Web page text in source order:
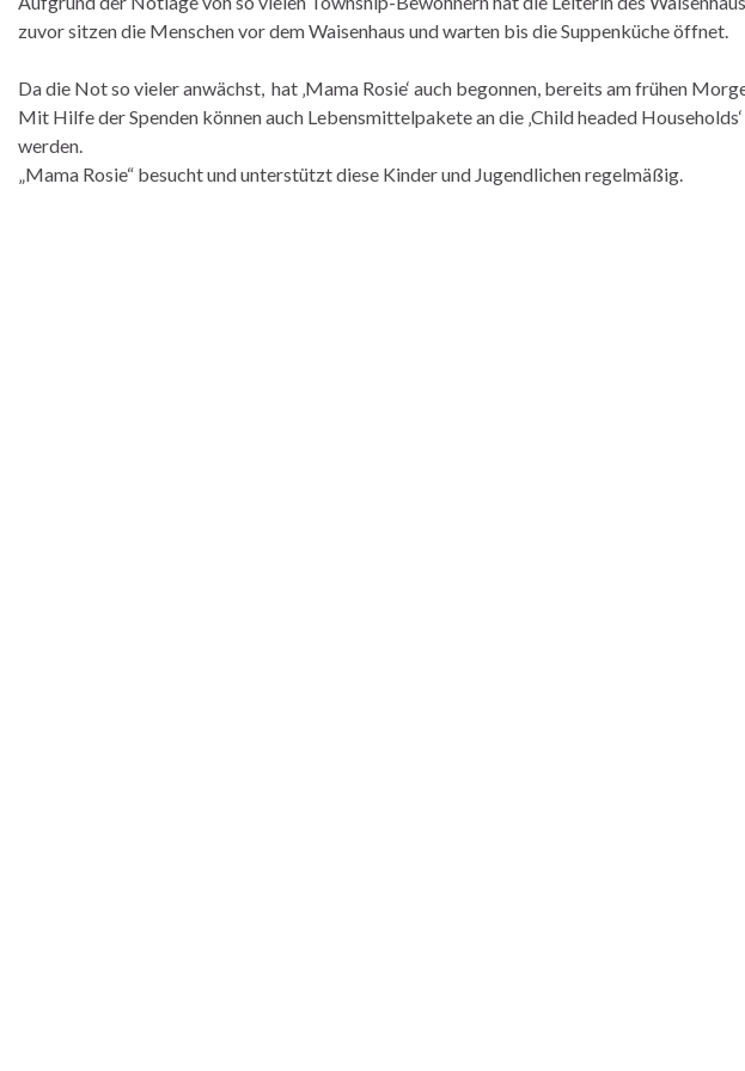
zuvor sitzen die Menschen vor dem Waisenhaus und warten bis die Suppenküche öffnet.
Da die Not so vieler anwächst, hat ‚Mama Rosie‘ auch begonnen, bereits am frühen
Mit Hilfe der Spenden können auch Lebensmittelpakete an die ‚Child headed
werden.
„Mama Rosie“ besucht und unterstützt diese Kinder und Jugendlichen regelmäßig.